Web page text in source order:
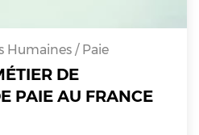
Humaines / Paie
DE
PAIE AU FRANCE